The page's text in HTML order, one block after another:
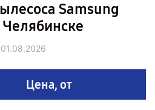
Samsung
Челябинске
01.08.2026
Цена, от